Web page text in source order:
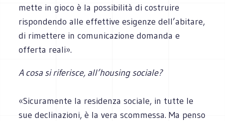
mette in gioco è la possibilità di costruire
rispondendo alle effettive esigenze dell’abitare,
di rimettere in comunicazione domanda e
offerta reali».
A cosa si riferisce, all’housing sociale?
«Sicuramente la residenza sociale, in tutte le
sue declinazioni, è la vera scommessa. Ma penso